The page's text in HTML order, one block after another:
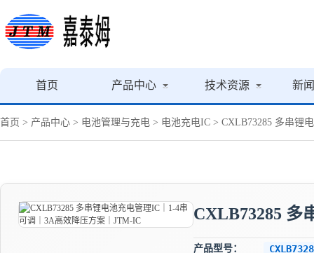
首页 产品中心 技术资源 新
首页 > 产品中心 > 电池管理与充电 > 电池充电IC > CXLB73285 多串锂
CXLB73285 多
产品型号：